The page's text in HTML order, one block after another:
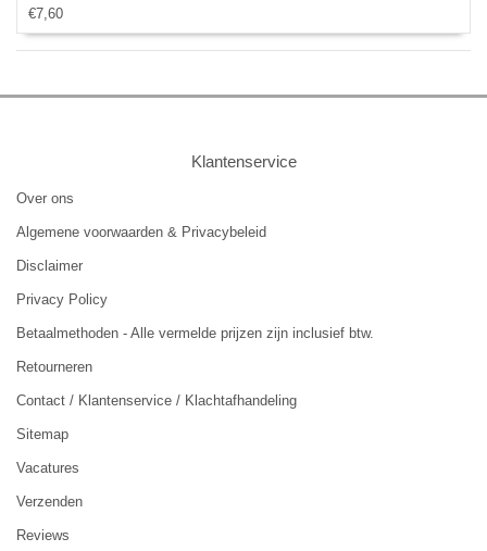
€7,60
Klantenservice
Over ons
Algemene voorwaarden & Privacybeleid
Disclaimer
Privacy Policy
Betaalmethoden - Alle vermelde prijzen zijn inclusief btw.
Retourneren
Contact / Klantenservice / Klachtafhandeling
Sitemap
Vacatures
Verzenden
Reviews